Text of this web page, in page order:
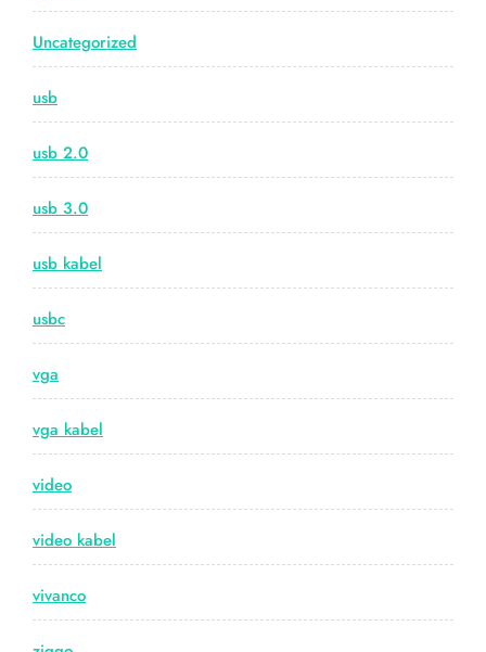
Uncategorized
usb
usb 2.0
usb 3.0
usb kabel
usbc
vga
vga kabel
video
video kabel
vivanco